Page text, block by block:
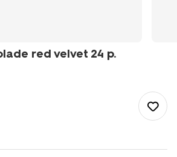
red velvet 24 p.